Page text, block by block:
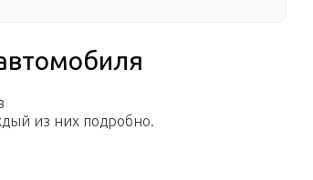
из них подробно.